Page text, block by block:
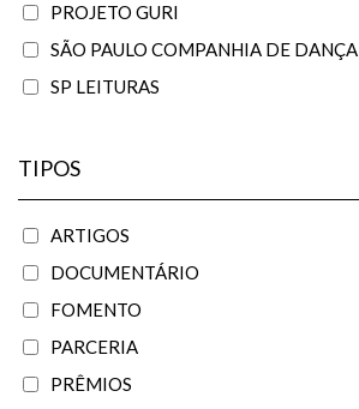
PROJETO GURI
SÃO PAULO COMPANHIA DE DANÇA
SP LEITURAS
TIPOS
ARTIGOS
DOCUMENTÁRIO
FOMENTO
PARCERIA
PRÊMIOS